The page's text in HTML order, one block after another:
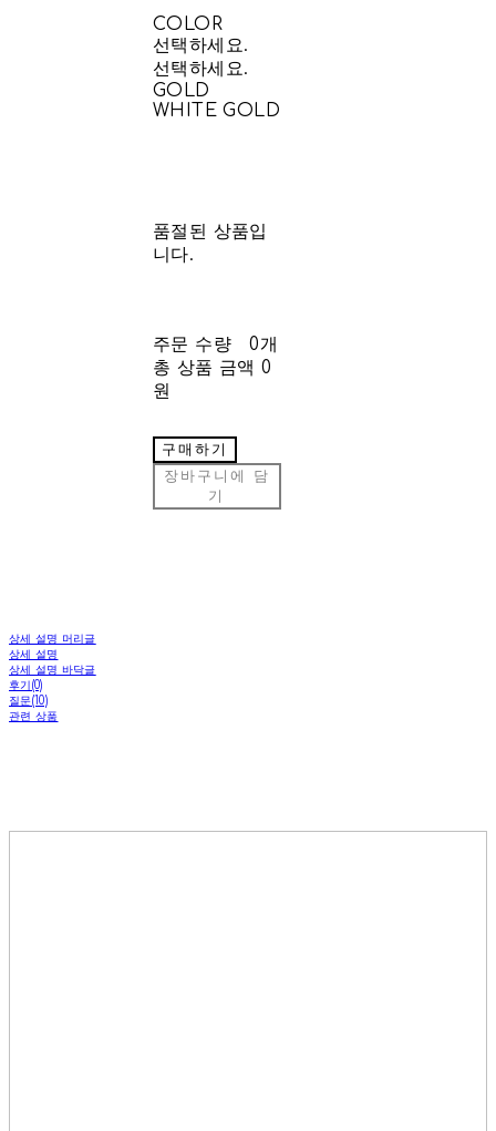
COLOR
선택하세요.
선택하세요.
GOLD
WHITE GOLD
품절된 상품입
니다.
주문 수량
0개
총 상품 금액 0
원
구매하기
장바구니에 담
기
상세 설명 머리글
상세 설명
상세 설명 바닥글
후기(0)
질문(10)
관련 상품